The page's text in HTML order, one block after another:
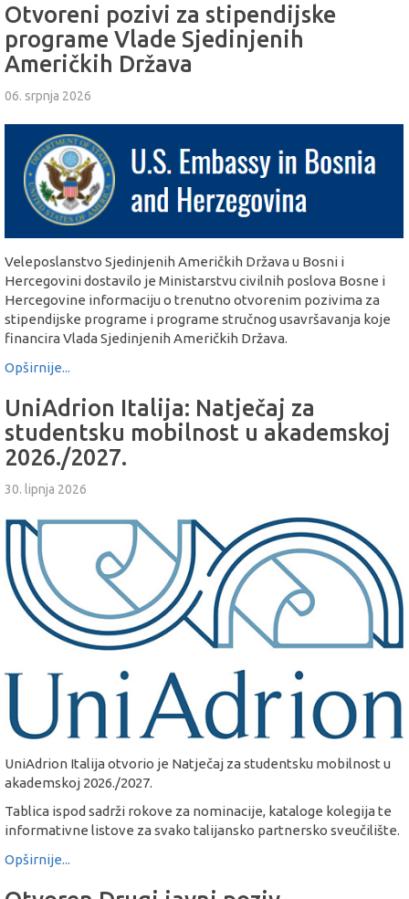
Otvoreni pozivi za stipendijske
programe Vlade Sjedinjenih
Američkih Država
06. srpnja 2026
Veleposlanstvo Sjedinjenih Američkih Država u Bosni i
Hercegovini dostavilo je Ministarstvu civilnih poslova Bosne i
Hercegovine informaciju o trenutno otvorenim pozivima za
stipendijske programe i programe stručnog usavršavanja koje
financira Vlada Sjedinjenih Američkih Država.
Opširnije...
UniAdrion Italija: Natječaj za
studentsku mobilnost u akademskoj
2026./2027.
30. lipnja 2026
UniAdrion Italija otvorio je Natječaj za studentsku mobilnost u
akademskoj 2026./2027.
Tablica ispod sadrži rokove za nominacije, kataloge kolegija te
informativne listove za svako talijansko partnersko sveučilište.
Opširnije...